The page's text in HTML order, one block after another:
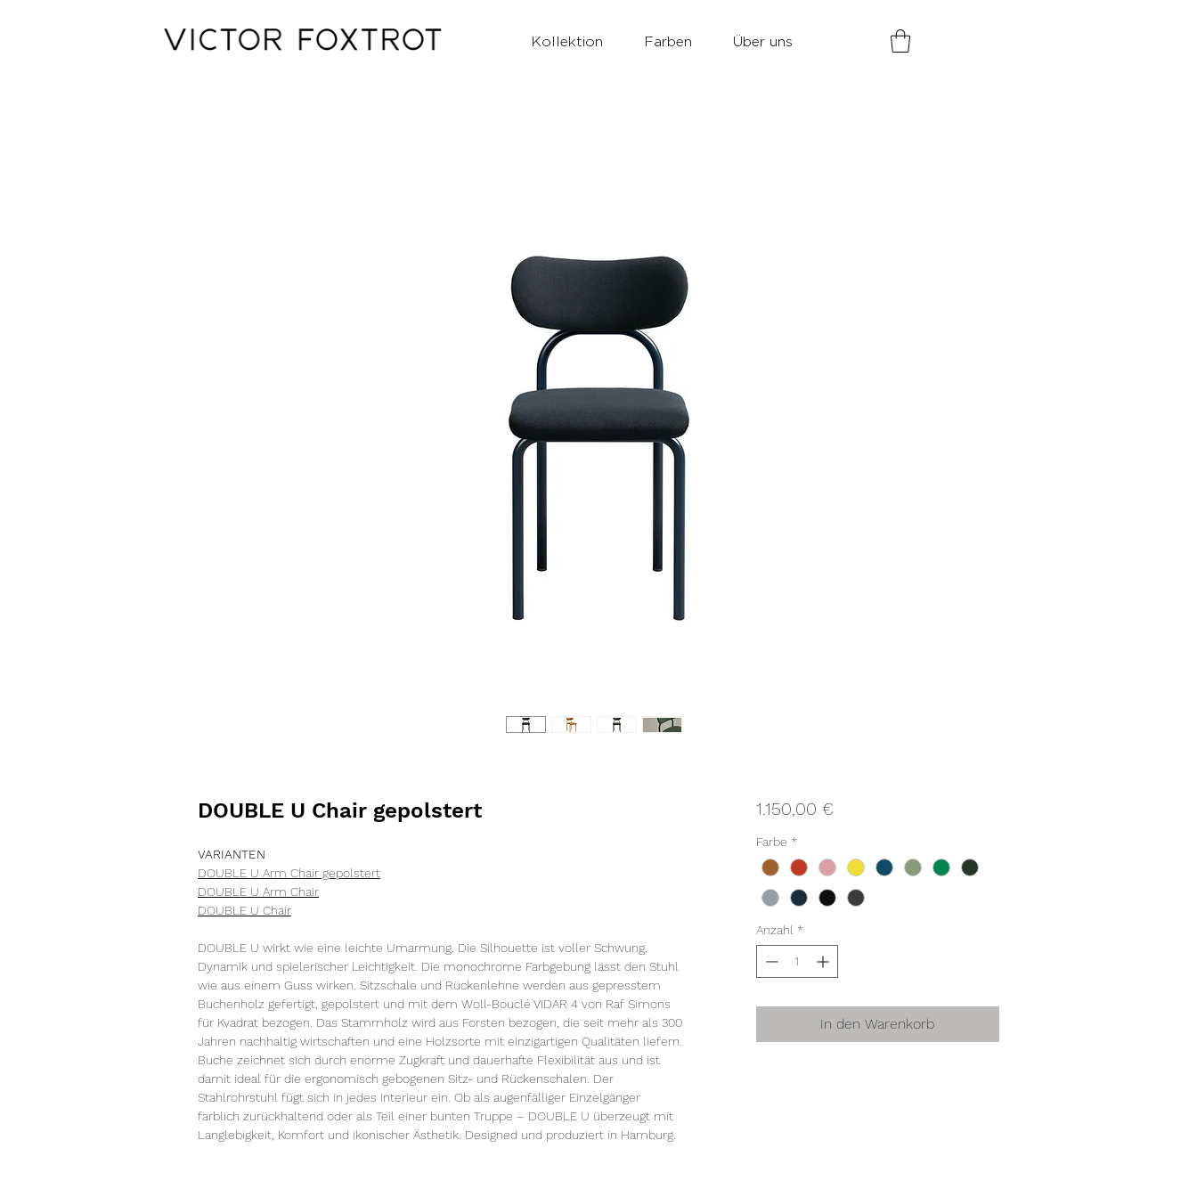
Kollektion Farben Über uns
DOUBLE U Chair gepolstert
VARIANTEN
DOUBLE U Arm Chair gepolstert
DOUBLE U Arm Chair
DOUBLE U Chair
DOUBLE U wirkt wie eine leichte Umarmung. Die Silhouette ist voller Schwung,
Dynamik und spielerischer Leichtigkeit. Die monochrome Farbgebung lässt den Stuhl
wie aus einem Guss wirken. Sitzschale und Rückenlehne werden aus gepresstem
Buchenholz gefertigt, gepolstert und mit dem Woll-Bouclé VIDAR 4 von Raf Simons
für Kvadrat bezogen. Das Stammholz wird aus Forsten bezogen, die seit mehr als 300
Jahren nachhaltig wirtschaften und eine Holzsorte mit einzigartigen Qualitäten liefern.
Buche zeichnet sich durch enorme Zugkraft und dauerhafte Flexibilität aus und ist
damit ideal für die ergonomisch gebogenen Sitz- und Rückenschalen. Der
Stahlrohrstuhl fügt sich in jedes Interieur ein. Ob als augenfälliger Einzelgänger
farblich zurückhaltend oder als Teil einer bunten Truppe – DOUBLE U überzeugt mit
Langlebigkeit, Komfort und ikonischer Ästhetik. Designed und produziert in Hamburg.
1.150,00 €Preis
Farbe *
Anzahl *
In den Warenkorb